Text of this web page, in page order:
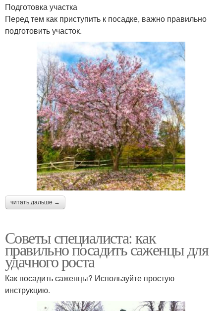
Подготовка участка
Перед тем как приступить к посадке, важно правильно
подготовить участок.
читать дальше →
Советы специалиста: как
правильно посадить саженцы для
удачного роста
Как посадить саженцы? Используйте простую
инструкцию.